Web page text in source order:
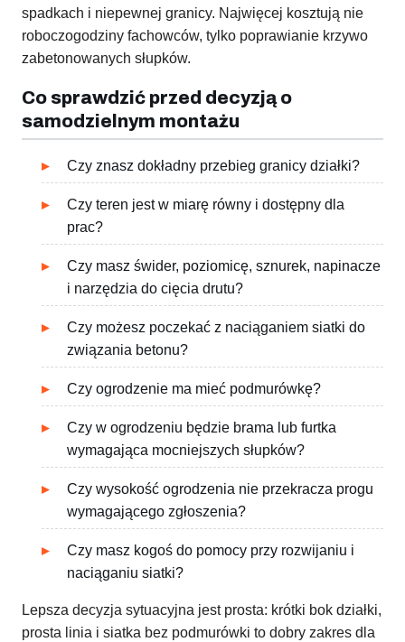
spadkach i niepewnej granicy. Najwięcej kosztują nie
roboczogodziny fachowców, tylko poprawianie krzywo
zabetonowanych słupków.
Co sprawdzić przed decyzją o
samodzielnym montażu
Czy znasz dokładny przebieg granicy działki?
Czy teren jest w miarę równy i dostępny dla
prac?
Czy masz świder, poziomicę, sznurek, napinacze
i narzędzia do cięcia drutu?
Czy możesz poczekać z naciąganiem siatki do
związania betonu?
Czy ogrodzenie ma mieć podmurówkę?
Czy w ogrodzeniu będzie brama lub furtka
wymagająca mocniejszych słupków?
Czy wysokość ogrodzenia nie przekracza progu
wymagającego zgłoszenia?
Czy masz kogoś do pomocy przy rozwijaniu i
naciąganiu siatki?
Lepsza decyzja sytuacyjna jest prosta: krótki bok działki,
prosta linia i siatka bez podmurówki to dobry zakres dla